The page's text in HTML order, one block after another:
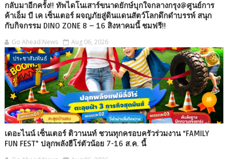
กลับมาอีกครั้ง!! ทัพไดโนเสาร์ขนาดยักษ์บุกใจกลางกรุง@ศูนย์การ
ค้าเอ็ม บี เค เซ็นเตอร์ ผจญภัยสู่ดินแดนสัตว์โลกดึกดำบรรพ์ สนุก
กับกิจกรรม DINO ZONE 8 – 16 สิงหาคมนี้ ชมฟรี!!
Go Ahead News Aug 06, 2026
ประชาสัมพันธ์
เดอะไนน์ เซ็นเตอร์ ติวานนท์ ชวนทุกครอบครัวร่วมงาน “FAMILY
FUN FEST” ปลุกพลังฮีโร่ตัวน้อย 7-16 ส.ค. นี้